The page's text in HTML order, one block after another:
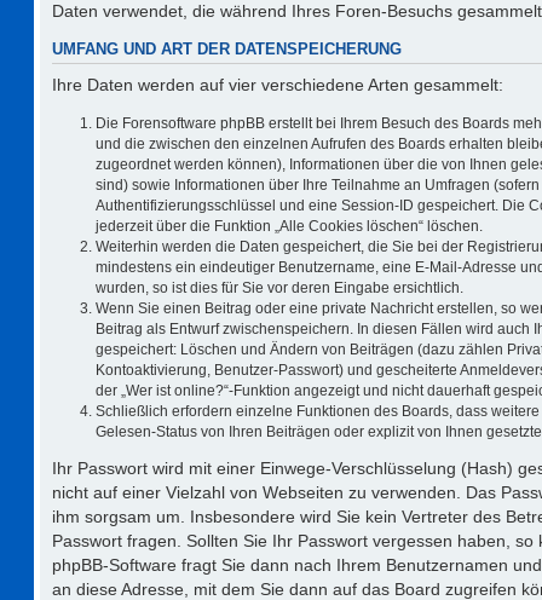
Daten verwendet, die während Ihres Foren-Besuchs
UMFANG UND ART DER DATENSPEICHERUNG
Ihre Daten werden auf vier verschiedene Arten gesammelt:
Die Forensoftware phpBB erstellt bei Ihrem Besuch des Boards
und die zwischen den einzelnen Aufrufen des Boards erhalten
zugeordnet werden können), Informationen über die von Ihnen
sind) sowie Informationen über Ihre Teilnahme an Umfragen
Authentifizierungsschlüssel und eine Session-ID gespeichert. Die
jederzeit über die Funktion „Alle Cookies löschen“ löschen.
Weiterhin werden die Daten gespeichert, die Sie bei der
mindestens ein eindeutiger Benutzername, eine E-Mail-Adresse
wurden, so ist dies für Sie vor deren Eingabe ersichtlich.
Wenn Sie einen Beitrag oder eine private Nachricht erstellen, so
Beitrag als Entwurf zwischenspeichern. In diesen Fällen wird
gespeichert: Löschen und Ändern von Beiträgen (dazu zählen
Kontoaktivierung, Benutzer-Passwort) und gescheiterte
der „Wer ist online?“-Funktion angezeigt und nicht dauerhaft
Schließlich erfordern einzelne Funktionen des Boards, dass
Gelesen-Status von Ihren Beiträgen oder explizit von Ihnen
Ihr Passwort wird mit einer Einwege-Verschlüsselung (Hash)
nicht auf einer Vielzahl von Webseiten zu verwenden. Das
ihm sorgsam um. Insbesondere wird Sie kein Vertreter des
Passwort fragen. Sollten Sie Ihr Passwort vergessen haben,
phpBB-Software fragt Sie dann nach Ihrem Benutzernamen
an diese Adresse, mit dem Sie dann auf das Board zugreifen